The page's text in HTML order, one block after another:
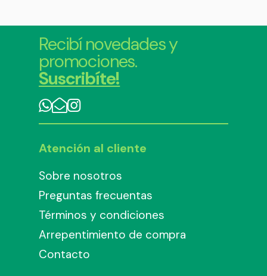
Recibí novedades y
promociones.
Suscribíte!
Atención al cliente
Sobre nosotros
Preguntas frecuentas
Términos y condiciones
Arrepentimiento de compra
Contacto